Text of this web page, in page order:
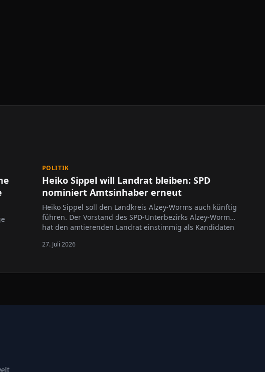
POLITIK
Heiko Sippel will Landrat bleiben: SPD
nominiert Amtsinhaber erneut
Heiko Sippel soll den Landkreis Alzey-Worms auch künftig
führen. Der Vorstand des SPD-Unterbezirks Alzey-Worms
hat den amtierenden Landrat einstimmig als Kandidaten
für den 11. April 2027 vorgesehen. Sippel steht seit dem
27. Juli 2026